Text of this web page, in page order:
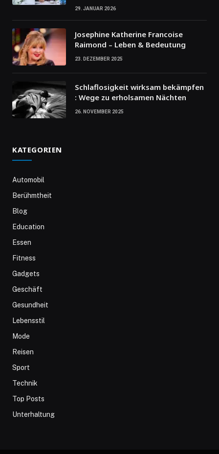
29. JANUAR 2026
Josephine Katherine Francoise
Raimond – Leben & Bedeutung
23. DEZEMBER 2025
Schlaflosigkeit wirksam bekämpfen
: Wege zu erholsamen Nächten
26. NOVEMBER 2025
KATEGORIEN
Automobil
Berühmtheit
Blog
Education
Essen
Fitness
Gadgets
Geschäft
Gesundheit
Lebensstil
Mode
Reisen
Sport
Technik
Top Posts
Unterhaltung